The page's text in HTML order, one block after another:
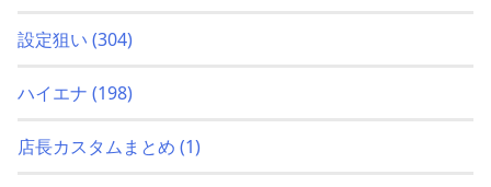
設定狙い (304)
ハイエナ (198)
店長カスタムまとめ (1)